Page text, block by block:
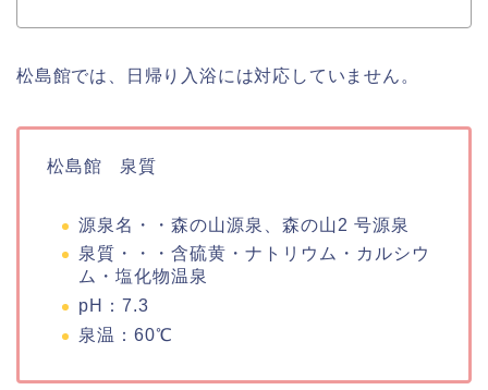
松島館では、日帰り入浴には対応していません。
松島館 泉質
源泉名・・森の山源泉、森の山2 号源泉
泉質・・・含硫黄・ナトリウム・カルシウ
ム・塩化物温泉
pH：7.3
泉温：60℃